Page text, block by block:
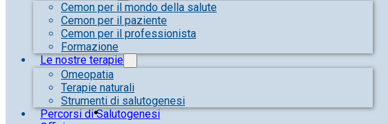
Cemon per il mondo della salute
Cemon per il paziente
Cemon per il professionista
Formazione
Le nostre terapie
Omeopatia
Terapie naturali
Strumenti di salutogenesi
Percorsi di Salutogenesi